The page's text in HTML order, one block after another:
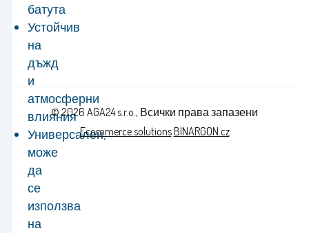
батута
Устойчив
на
дъжд
и
атмосферни
влияния
Универсален,
може
да
се
използва
на
© 2026 AGA24 s.r.o., Всички права запазени
Ecommerce solutionsBINARGON.cz